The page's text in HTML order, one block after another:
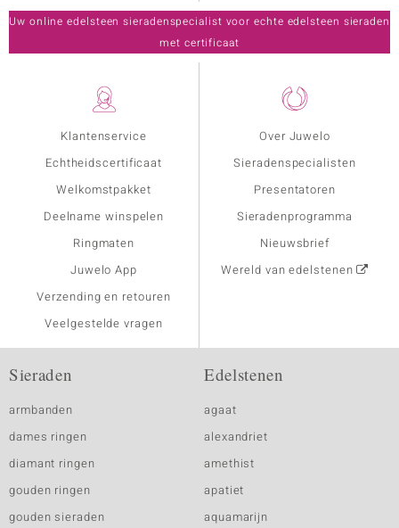
Klantenservice
Echtheidscertificaat
Welkomstpakket
Deelname winspelen
Ringmaten
Juwelo App
Verzending en retouren
Veelgestelde vragen
Over Juwelo
Sieradenspecialisten
Presentatoren
Sieradenprogramma
Nieuwsbrief
Wereld van edelstenen
Uw online edelsteen sieradenspecialist voor echte edelsteen sieraden
met certificaat
Sieraden
armbanden
dames ringen
diamant ringen
gouden ringen
gouden sieraden
Edelstenen
agaat
alexandriet
amethist
apatiet
aquamarijn